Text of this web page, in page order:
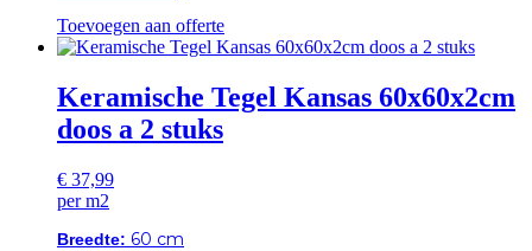
Toevoegen aan offerte
Keramische Tegel Kansas 60x60x2cm
doos a 2 stuks
€ 37,99
per m2
Breedte: 60 cm